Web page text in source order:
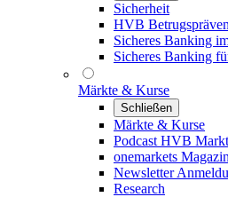
Sicherheit
HVB
Sicheres Banking
Sicheres Banking
Märkte & Kurse
Schließen
Märkte & Kurse
Podcast HVB
onemarkets
Newsletter
Research